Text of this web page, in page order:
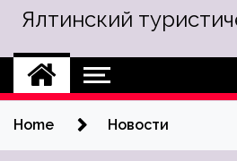
Ялтинский
Home Новости